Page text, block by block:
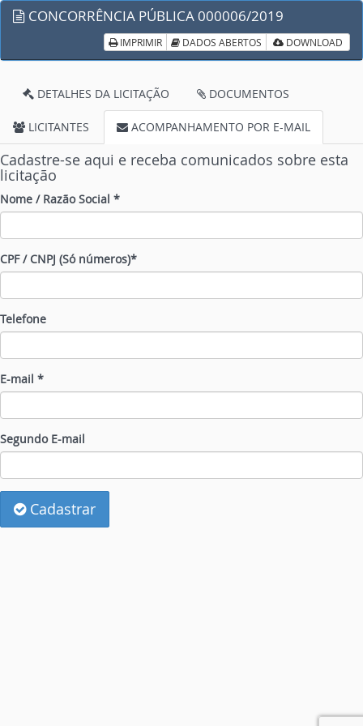
CONCORRÊNCIA PÚBLICA 000006/2019
IMPRIMIR DADOS ABERTOS DOWNLOAD
DETALHES DA LICITAÇÃO DOCUMENTOS
LICITANTES ACOMPANHAMENTO POR E-MAIL
Cadastre-se aqui e receba comunicados sobre esta
licitação
Nome / Razão Social *
CPF / CNPJ (Só números)*
Telefone
E-mail *
Segundo E-mail
Cadastrar